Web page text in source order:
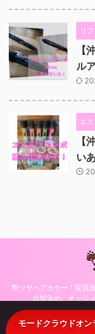
リ
【
ル
エ
【
い
艶ツヤヘアカラー！髪質
白髪染め、オッジ
モードクラウドオン